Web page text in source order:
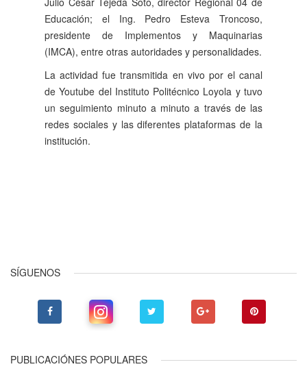
Educación; el Ing. Pedro Esteva Troncoso,
presidente de Implementos y Maquinarias
(IMCA), entre otras autoridades y personalidades.
La actividad fue transmitida en vivo por el canal
de Youtube del Instituto Politécnico Loyola y tuvo
un seguimiento minuto a minuto a través de las
redes sociales y las diferentes plataformas de la
institución.
SÍGUENOS
PUBLICACIÓNES POPULARES